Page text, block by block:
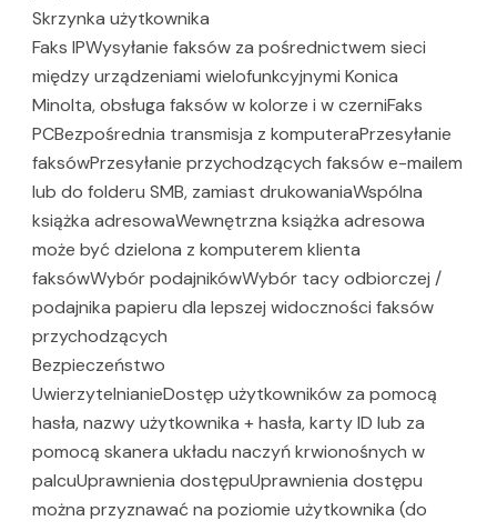
Skrzynka użytkownika
Faks IPWysyłanie faksów za pośrednictwem sieci
między urządzeniami wielofunkcyjnymi Konica
Minolta, obsługa faksów w kolorze i w czerniFaks
PCBezpośrednia transmisja z komputeraPrzesyłanie
faksówPrzesyłanie przychodzących faksów e-mailem
lub do folderu SMB, zamiast drukowaniaWspólna
książka adresowaWewnętrzna książka adresowa
może być dzielona z komputerem klienta
faksówWybór podajnikówWybór tacy odbiorczej /
podajnika papieru dla lepszej widoczności faksów
przychodzących
Bezpieczeństwo
UwierzytelnianieDostęp użytkowników za pomocą
hasła, nazwy użytkownika + hasła, karty ID lub za
pomocą skanera układu naczyń krwionośnych w
palcuUprawnienia dostępuUprawnienia dostępu
można przyznawać na poziomie użytkownika (do